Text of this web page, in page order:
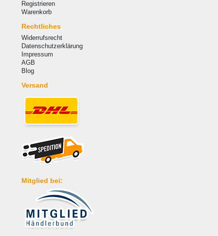
Registrieren
Warenkorb
Rechtliches
Widerrufsrecht
Datenschutzerklärung
Impressum
AGB
Blog
Versand
Mitglied bei: